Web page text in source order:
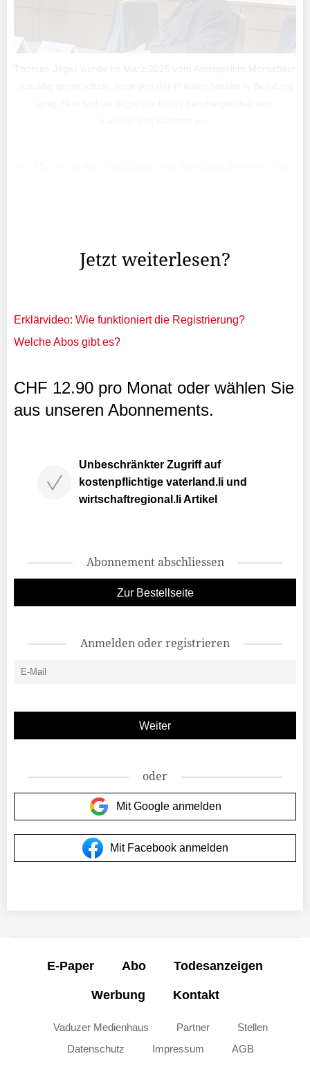
Jetzt weiterlesen?
Erklärvideo: Wie funktioniert die Registrierung?
Welche Abos gibt es?
CHF 12.90 pro Monat oder wählen Sie
aus unseren Abonnements.
Unbeschränkter Zugriff auf
kostenpflichtige vaterland.li und
wirtschaftregional.li Artikel
Abonnement abschliessen
Zur Bestellseite
Anmelden oder registrieren
oder
Mit Google anmelden
Mit Facebook anmelden
E-Paper Abo Todesanzeigen
Werbung Kontakt
Vaduzer Medienhaus Partner
Stellen
Datenschutz
Impressum AGB